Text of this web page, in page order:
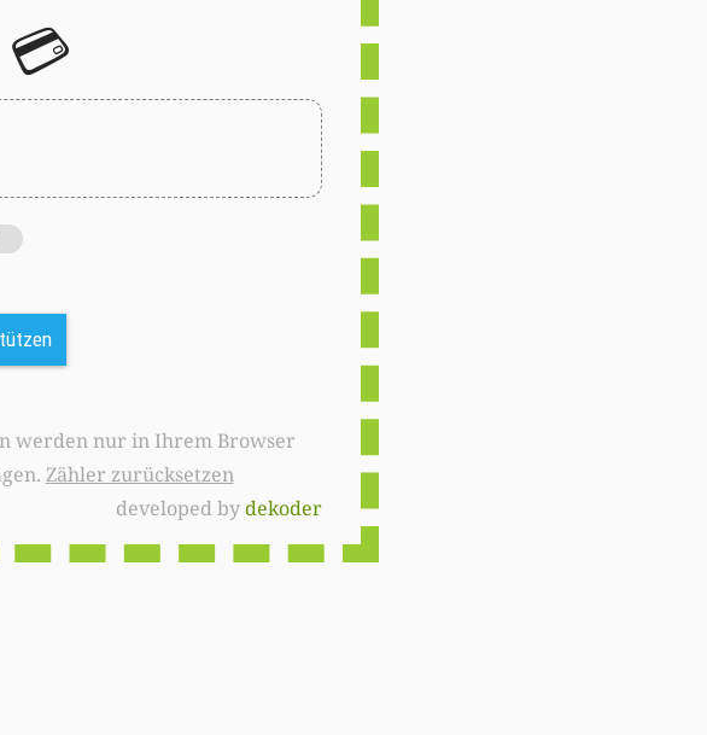
💳
Zähler zurücksetzen
developed bydekoder